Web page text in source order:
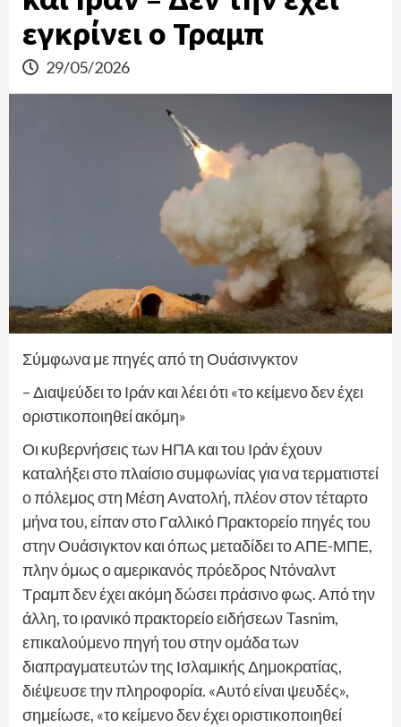
εγκρίνει ο Τραμπ
29/05/2026
Σύμφωνα με πηγές από τη Ουάσινγκτον
– Διαψεύδει το Ιράν και λέει ότι «το κείμενο δεν έχει
οριστικοποιηθεί ακόμη»
Οι κυβερνήσεις των ΗΠΑ και του Ιράν έχουν
καταλήξει στο πλαίσιο συμφωνίας για να τερματιστεί
ο πόλεμος στη Μέση Ανατολή, πλέον στον τέταρτο
μήνα του, είπαν στο Γαλλικό Πρακτορείο πηγές του
στην Ουάσιγκτον και όπως μεταδίδει το ΑΠΕ-ΜΠΕ,
πλην όμως ο αμερικανός πρόεδρος Ντόναλντ
Τραμπ δεν έχει ακόμη δώσει πράσινο φως. Από την
άλλη, το ιρανικό πρακτορείο ειδήσεων Tasnim,
επικαλούμενο πηγή του στην ομάδα των
διαπραγματευτών της Ισλαμικής Δημοκρατίας,
διέψευσε την πληροφορία. «Αυτό είναι ψευδές»,
σημείωσε, «το κείμενο δεν έχει οριστικοποιηθεί